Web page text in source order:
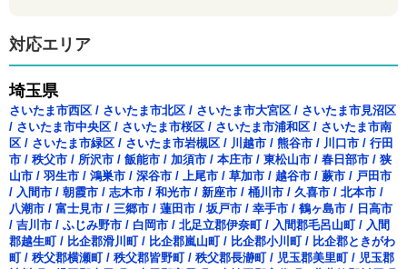
対応エリア
埼玉県
さいたま市西区 / さいたま市北区 / さいたま市大宮区 / さいたま市見沼区
/ さいたま市中央区 / さいたま市桜区 / さいたま市浦和区 / さいたま市南
区 / さいたま市緑区 / さいたま市岩槻区 / 川越市 / 熊谷市 / 川口市 / 行田
市 / 秩父市 / 所沢市 / 飯能市 / 加須市 / 本庄市 / 東松山市 / 春日部市 / 狭
山市 / 羽生市 / 鴻巣市 / 深谷市 / 上尾市 / 草加市 / 越谷市 / 蕨市 / 戸田市
/ 入間市 / 朝霞市 / 志木市 / 和光市 / 新座市 / 桶川市 / 久喜市 / 北本市 /
八潮市 / 富士見市 / 三郷市 / 蓮田市 /坂戸市 / 幸手市 / 鶴ヶ島市 / 日高市
/ 吉川市 / ふじみ野市 / 白岡市 / 北足立郡伊奈町/ 入間郡毛呂山町/ 入間
郡越生町/ 比企郡滑川町/ 比企郡嵐山町/ 比企郡小川町/ 比企郡ときがわ
町/ 秩父郡横瀬町/ 秩父郡皆野町/ 秩父郡長瀞町/ 児玉郡美里町/ 児玉郡